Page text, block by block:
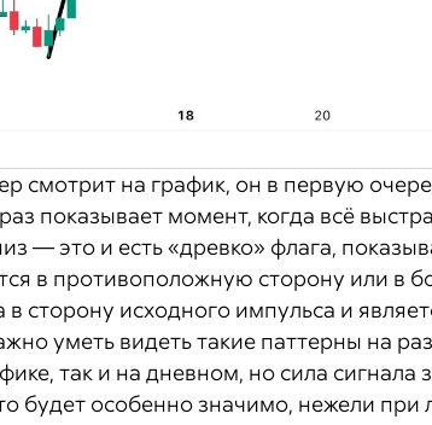
смотрит на график, он в первую
показывает момент, когда всё
— это и есть «древко» флага,
в противоположную сторону или в
в сторону исходного импульса и
уметь видеть такие паттерны на
так и на дневном, но сила сигнала
будет особенно значимо, нежели